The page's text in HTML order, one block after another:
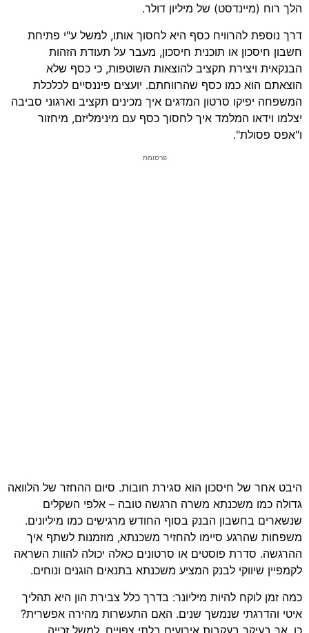
הלך רוח (מיינדסט) של מיליון דולר.
דרך נוספת להרוויח כסף היא לחסוך אותו, למשל ע"י פתיחת
חשבון חיסכון או תוכנית חיסכון, מעבר על תעודת הזהות
הבנקאית ויצירת תקציב להוצאות השוטפות, כי כסף שלא
הוצאתם הוא כמו כסף שהרווחתם. יועצים פיננסיים לכלכלת
המשפחה יפיקו סרטון המדגים איך מכינים תקציב וארגוני סביבה
יצלמו וידאו המלמד איך לחסוך כסף עם מינימליזם, מיחזור
ו"אפס פסולת".
פרסומת
היבט אחר של חיסכון הוא סגירת חובות. סיום ההחזר של הלוואה
גדולה כמו משכנתא משרה הרגשה טובה – אלפי השקלים
שנשארים בחשבון הבנק בסוף החודש מרגישים כמו מיליונים.
משפחות שהרגע סיימו להחזיר משכנתא, מוזמנות לשתף איך
ההרגשה. סדרת פוסטים או סרטונים כאלה יכולה להוות השראה
לקמפיין שיווקי לבנק המציע משכנתא בתנאים הוגנים ונוחים.
כמה זמן לוקח להיות מיליונר: בדרך כלל צבירת הון היא תהליך
איטי והדרגתי שנמשך שנים. האם התעשרות מהירה אפשרית?
כן, אך בעיקר בעקבות אירועים בלתי צפויים, למשל זכייה